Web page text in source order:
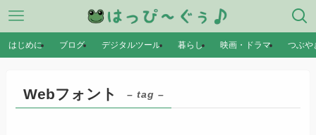
はじめに ブログ デジタルツール 暮らし 映画・ドラマ つぶや
Webフォント – tag –